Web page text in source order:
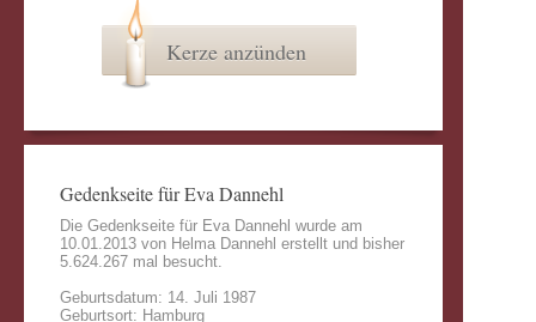
Kerze anzünden
Gedenkseite für Eva Dannehl
Die Gedenkseite für Eva Dannehl wurde am
10.01.2013 von Helma Dannehl erstellt und bisher
5.624.267 mal besucht.
Geburtsdatum: 14. Juli 1987
Geburtsort: Hamburg